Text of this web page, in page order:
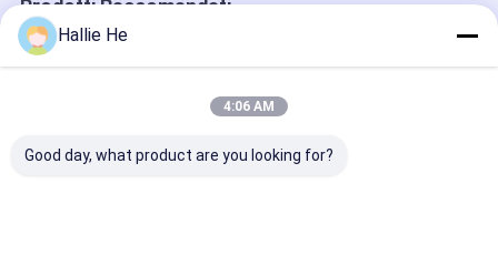
Prodotti Raccomandati
Hallie He
4:06 AM
Good day, what product are you looking for?